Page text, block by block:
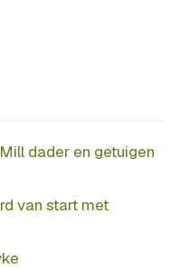
dader en getuigen
van start met